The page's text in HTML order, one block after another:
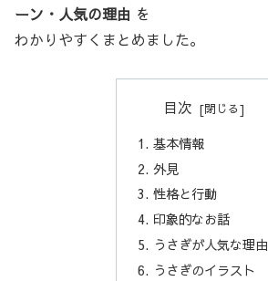
ーン・人気の理由 を
わかりやすくまとめました。
目次
基本情報
外見
性格と行動
印象的なお話
うさぎが人気な理由
うさぎのイラスト